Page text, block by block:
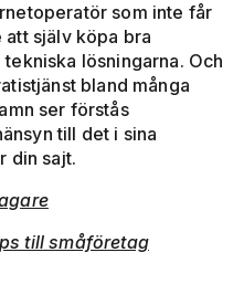
som inte får
att själv köpa bra
lösningarna. Och
bland många
ser förstås
till det i sina
din sajt.
till småföretag